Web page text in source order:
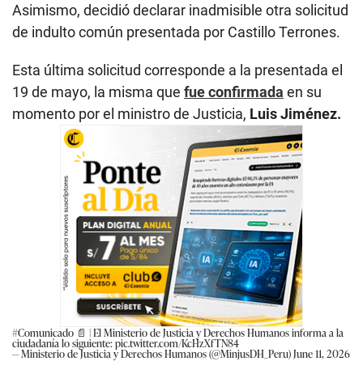
Asimismo, decidió declarar inadmisible otra solicitud
de indulto común presentada por Castillo Terrones.
Esta última solicitud corresponde a la presentada el
19 de mayo, la misma que fue confirmada en su
momento por el ministro de Justicia, Luis Jiménez.
#Comunicado 📄 | El Ministerio de Justicia y Derechos Humanos informa a la
ciudadanía lo siguiente:pic.twitter.com/KcHzXfTN84
— Ministerio de Justicia y Derechos Humanos (@MinjusDH_Peru)June 11, 2026